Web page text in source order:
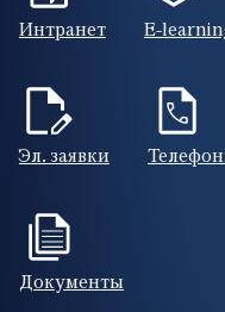
Интранет E-
Эл. заявки
Документы